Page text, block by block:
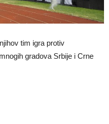
tim igra protiv
gradova Srbije i Crne